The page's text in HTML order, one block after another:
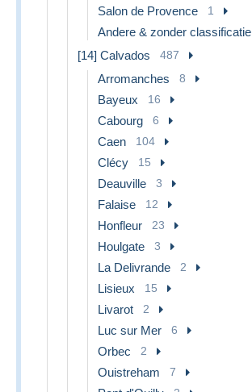
Salon de Provence 1
Andere & zonder classificatie
[14] Calvados 487
Arromanches 8
Bayeux 16
Cabourg 6
Caen 104
Clécy 15
Deauville 3
Falaise 12
Honfleur 23
Houlgate 3
La Delivrande 2
Lisieux 15
Livarot 2
Luc sur Mer 6
Orbec 2
Ouistreham 7